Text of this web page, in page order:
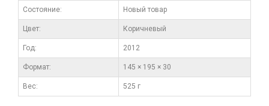
Состояние: Новый товар
Цвет: Коричневый
Год: 2012
Формат: 145 × 195 × 30
Вес: 525 г